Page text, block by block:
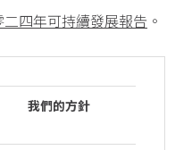
四年可持續發展報告 。
我們的方針